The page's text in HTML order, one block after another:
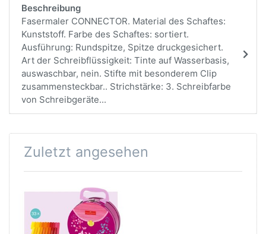
Beschreibung
Fasermaler CONNECTOR. Material des Schaftes:
Kunststoff. Farbe des Schaftes: sortiert.
Ausführung: Rundspitze, Spitze druckgesichert.
Art der Schreibflüssigkeit: Tinte auf Wasserbasis,
auswaschbar, nein. Stifte mit besonderem Clip
zusammensteckbar.. Strichstärke: 3. Schreibfarbe
von Schreibgeräte...
Zuletzt angesehen